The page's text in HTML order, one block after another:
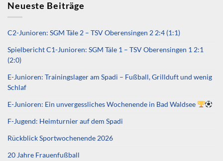
Neueste Beiträge
C2-Junioren: SGM Täle 2 – TSV Oberensingen 2 2:4 (1:1)
Spielbericht C1-Junioren: SGM Täle 1 – TSV Oberensingen 1 2:1
(2:0)
E-Junioren: Trainingslager am Spadi – Fußball, Grillduft und wenig
Schlaf
E-Junioren: Ein unvergessliches Wochenende in Bad Waldsee
F-Jugend: Heimturnier auf dem Spadi
Rückblick Sportwochenende 2026
20 Jahre Frauenfußball